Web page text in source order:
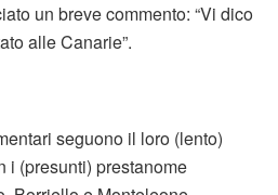
un breve commento: “Vi dico
alle Canarie”.
seguono il loro (lento)
i (presunti) prestanome